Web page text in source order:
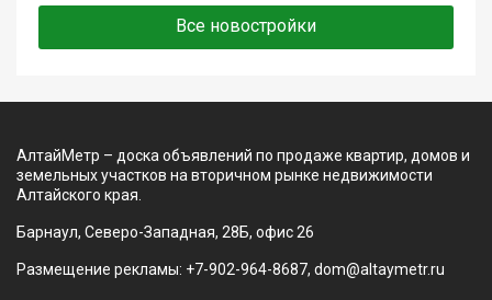
Все новостройки
АлтайМетр – доска объявлений по продаже квартир, домов и
земельных участков на вторичном рынке недвижимости
Алтайского края.
Барнаул, Северо-Западная, 28Б, офис 26
Размещение рекламы: +7-902-964-8687, dom@altaymetr.ru